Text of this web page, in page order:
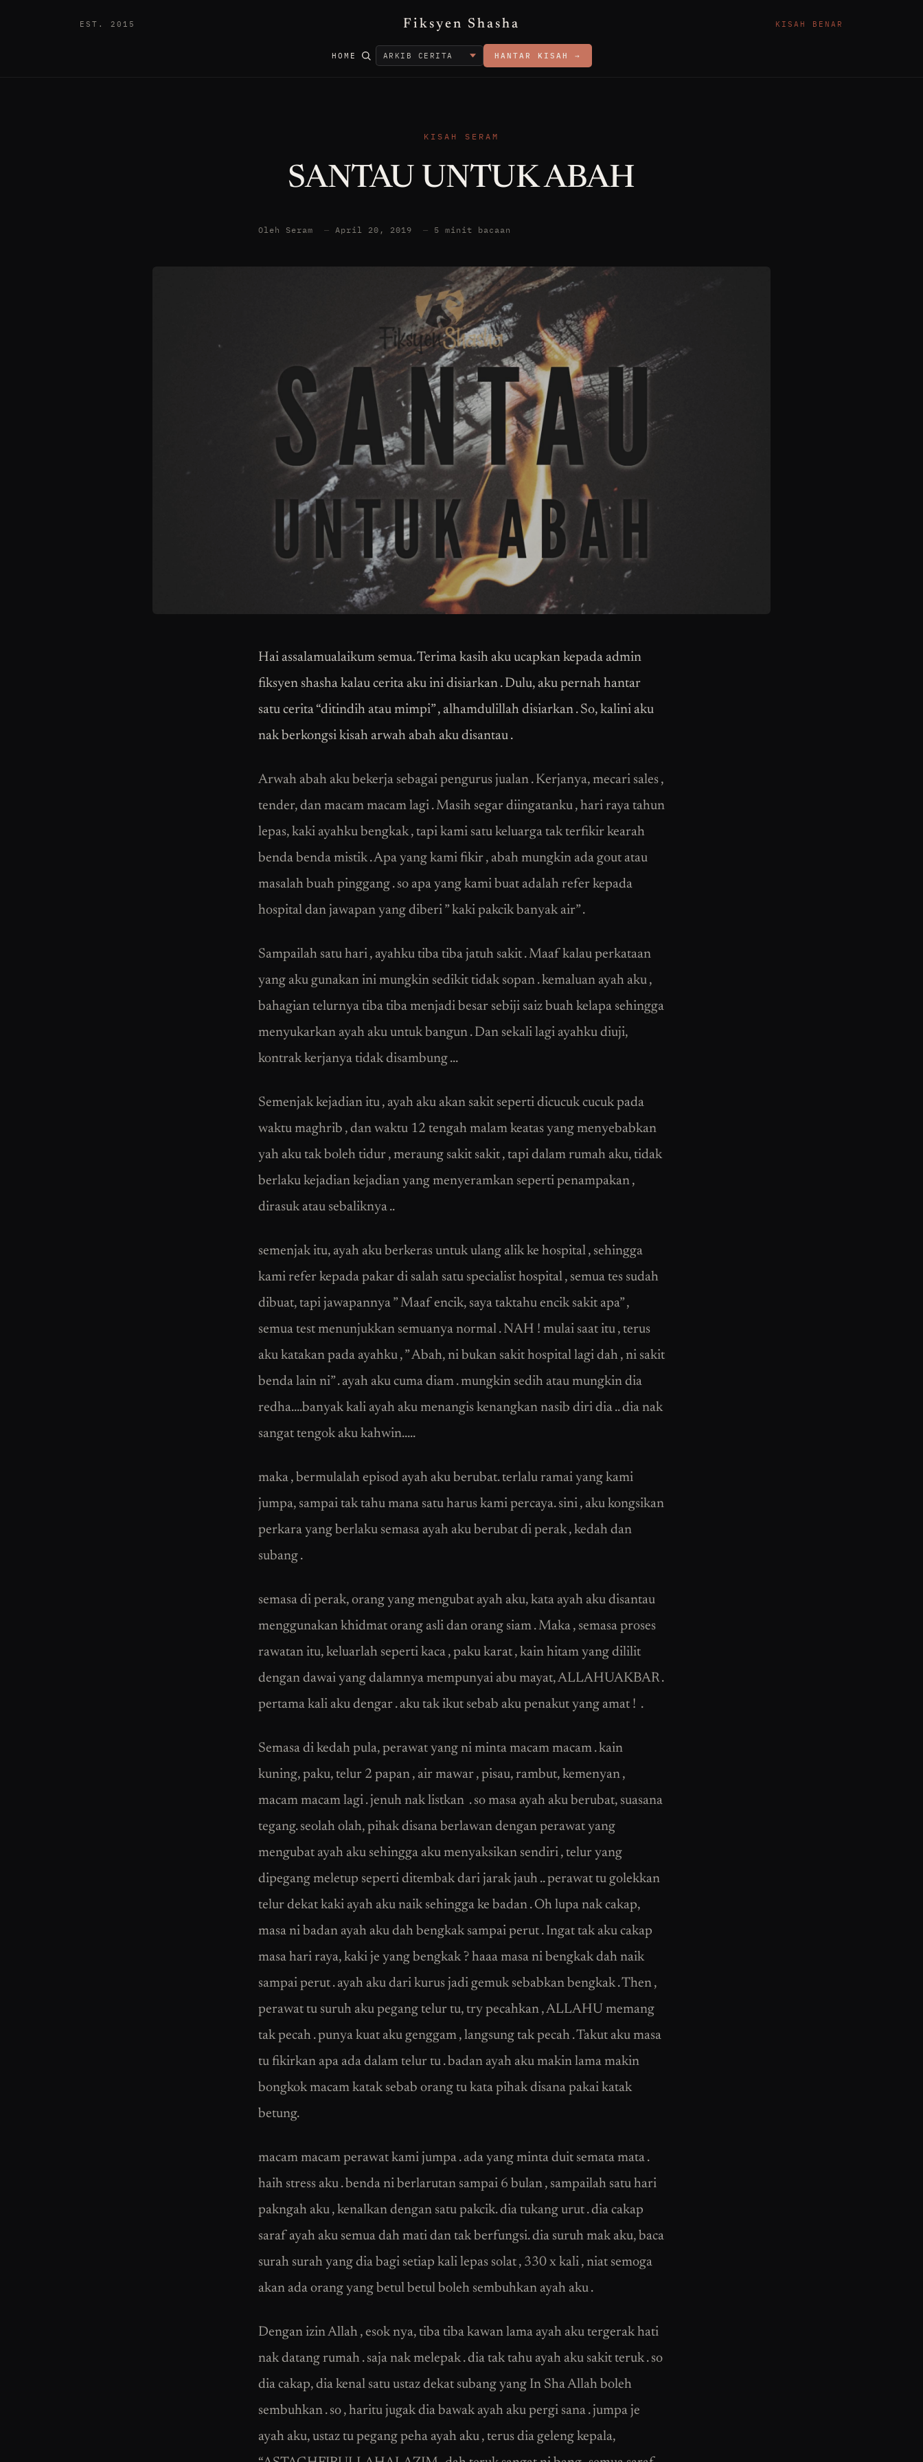
EST. 2015 Fiksyen Shasha KISAH BENAR
HOME HANTAR KISAH →
KISAH SERAM
SANTAU UNTUK ABAH
Oleh Seram — April 20, 2019 — 5 minit bacaan
Hai assalamualaikum semua. Terima kasih aku ucapkan kepada admin
fiksyen shasha kalau cerita aku ini disiarkan . Dulu, aku pernah hantar
satu cerita “ditindih atau mimpi” , alhamdulillah disiarkan . So, kalini aku
nak berkongsi kisah arwah abah aku disantau .
Arwah abah aku bekerja sebagai pengurus jualan . Kerjanya, mecari sales ,
tender, dan macam macam lagi . Masih segar diingatanku , hari raya tahun
lepas, kaki ayahku bengkak , tapi kami satu keluarga tak terfikir kearah
benda benda mistik . Apa yang kami fikir , abah mungkin ada gout atau
masalah buah pinggang . so apa yang kami buat adalah refer kepada
hospital dan jawapan yang diberi ” kaki pakcik banyak air” .
Sampailah satu hari , ayahku tiba tiba jatuh sakit . Maaf kalau perkataan
yang aku gunakan ini mungkin sedikit tidak sopan . kemaluan ayah aku ,
bahagian telurnya tiba tiba menjadi besar sebiji saiz buah kelapa sehingga
menyukarkan ayah aku untuk bangun . Dan sekali lagi ayahku diuji,
kontrak kerjanya tidak disambung …
Semenjak kejadian itu , ayah aku akan sakit seperti dicucuk cucuk pada
waktu maghrib , dan waktu 12 tengah malam keatas yang menyebabkan
yah aku tak boleh tidur , meraung sakit sakit , tapi dalam rumah aku, tidak
berlaku kejadian kejadian yang menyeramkan seperti penampakan ,
dirasuk atau sebaliknya ..
semenjak itu, ayah aku berkeras untuk ulang alik ke hospital , sehingga
kami refer kepada pakar di salah satu specialist hospital , semua tes sudah
dibuat, tapi jawapannya ” Maaf encik, saya taktahu encik sakit apa” ,
semua test menunjukkan semuanya normal . NAH ! mulai saat itu , terus
aku katakan pada ayahku , ” Abah, ni bukan sakit hospital lagi dah , ni sakit
benda lain ni” . ayah aku cuma diam . mungkin sedih atau mungkin dia
redha….banyak kali ayah aku menangis kenangkan nasib diri dia .. dia nak
sangat tengok aku kahwin…..
maka , bermulalah episod ayah aku berubat. terlalu ramai yang kami
jumpa, sampai tak tahu mana satu harus kami percaya. sini , aku kongsikan
perkara yang berlaku semasa ayah aku berubat di perak , kedah dan
subang .
semasa di perak, orang yang mengubat ayah aku, kata ayah aku disantau
menggunakan khidmat orang asli dan orang siam . Maka , semasa proses
rawatan itu, keluarlah seperti kaca , paku karat , kain hitam yang dililit
dengan dawai yang dalamnya mempunyai abu mayat, ALLAHUAKBAR .
pertama kali aku dengar . aku tak ikut sebab aku penakut yang amat ! .
Semasa di kedah pula, perawat yang ni minta macam macam . kain
kuning, paku, telur 2 papan , air mawar , pisau, rambut, kemenyan ,
macam macam lagi . jenuh nak listkan . so masa ayah aku berubat, suasana
tegang. seolah olah, pihak disana berlawan dengan perawat yang
mengubat ayah aku sehingga aku menyaksikan sendiri , telur yang
dipegang meletup seperti ditembak dari jarak jauh .. perawat tu golekkan
telur dekat kaki ayah aku naik sehingga ke badan . Oh lupa nak cakap,
masa ni badan ayah aku dah bengkak sampai perut . Ingat tak aku cakap
masa hari raya, kaki je yang bengkak ? haaa masa ni bengkak dah naik
sampai perut . ayah aku dari kurus jadi gemuk sebabkan bengkak . Then ,
perawat tu suruh aku pegang telur tu, try pecahkan , ALLAHU memang
tak pecah . punya kuat aku genggam , langsung tak pecah . Takut aku masa
tu fikirkan apa ada dalam telur tu . badan ayah aku makin lama makin
bongkok macam katak sebab orang tu kata pihak disana pakai katak
betung.
macam macam perawat kami jumpa . ada yang minta duit semata mata .
haih stress aku . benda ni berlarutan sampai 6 bulan , sampailah satu hari
pakngah aku , kenalkan dengan satu pakcik. dia tukang urut . dia cakap
saraf ayah aku semua dah mati dan tak berfungsi. dia suruh mak aku, baca
surah surah yang dia bagi setiap kali lepas solat , 330 x kali , niat semoga
akan ada orang yang betul betul boleh sembuhkan ayah aku .
Dengan izin Allah , esok nya, tiba tiba kawan lama ayah aku tergerak hati
nak datang rumah . saja nak melepak . dia tak tahu ayah aku sakit teruk . so
dia cakap, dia kenal satu ustaz dekat subang yang In Sha Allah boleh
sembuhkan . so , haritu jugak dia bawak ayah aku pergi sana . jumpa je
ayah aku, ustaz tu pegang peha ayah aku , terus dia geleng kepala,